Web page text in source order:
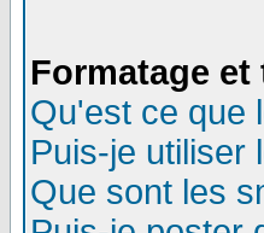
Formatage
Qu'est ce que
Puis-je utiliser
Que sont les